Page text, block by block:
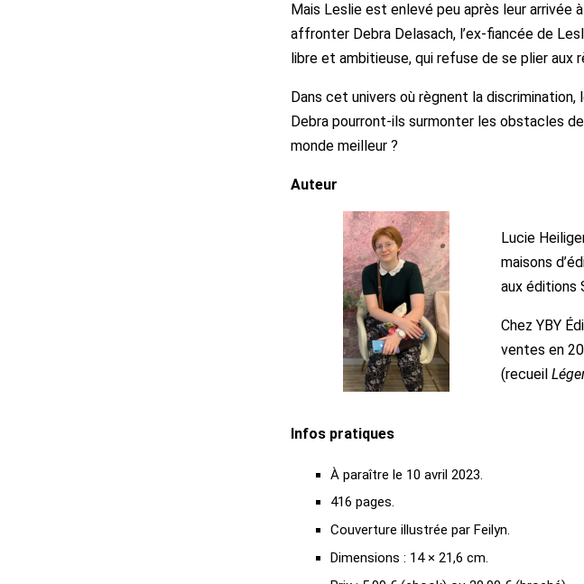
Mais Leslie est enlevé peu après leur arrivée
affronter Debra Delasach, l’ex-fiancée de
libre et ambitieuse, qui refuse de se plier aux
Dans cet univers où règnent la
Debra pourront-ils surmonter les obstacles
monde meilleur ?
Auteur
Lucie
maisons
aux éditions
Chez YBY
ventes en
(recueil
Infos pratiques
À paraître le 10 avril 2023.
416 pages.
Couverture illustrée par Feilyn.
Dimensions : 14 × 21,6 cm.